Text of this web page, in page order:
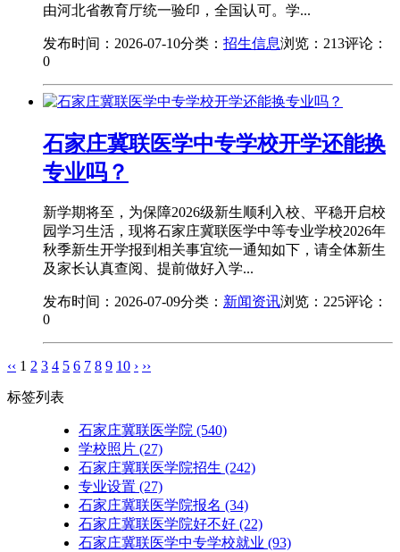
由河北省教育厅统一验印，全国认可。学...
发布时间：2026-07-10分类： 招生信息浏览：213评论：
0
石家庄冀联医学中专学校开学还能换
专业吗？
新学期将至，为保障2026级新生顺利入校、平稳开启校
园学习生活，现将石家庄冀联医学中等专业学校2026年
秋季新生开学报到相关事宜统一通知如下，请全体新生
及家长认真查阅、提前做好入学...
发布时间：2026-07-09分类： 新闻资讯浏览：225评论：
0
‹‹ 1 2 3 4 5 6 7 8 9 10 › ››
标签列表
石家庄冀联医学院 (540)
学校照片 (27)
石家庄冀联医学院招生 (242)
专业设置 (27)
石家庄冀联医学院报名 (34)
石家庄冀联医学院好不好 (22)
石家庄冀联医学中专学校就业 (93)